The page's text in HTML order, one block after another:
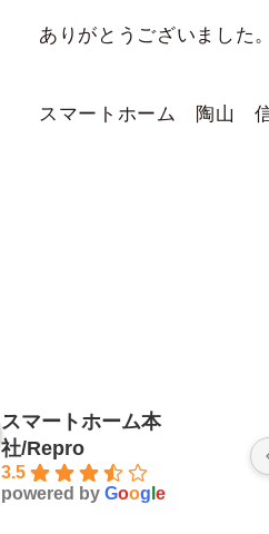
ありがとうございました。
スマートホーム 陶山
スマートホーム本
社/Repro
3.5
powered by Goog e